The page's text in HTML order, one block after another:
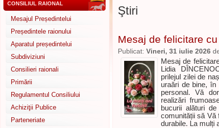
CONSILIUL RAIONAL
Mesajul Președintelui
Președintele raionului
Aparatul președintelui
Subdiviziuni
Consilieri raionali
Primării
Regulamentul Consiliului
Achiziţii Publice
Parteneriate
Ştiri
Mesaj de felicitare
Publicat: Vineri, 31 iulie 2026
Mesaj de
Lidia
prilejul zilei de
uraări de bine,
personal. Vă
realizări
bucurii alături
comunității să Vă
durabile. La mulți